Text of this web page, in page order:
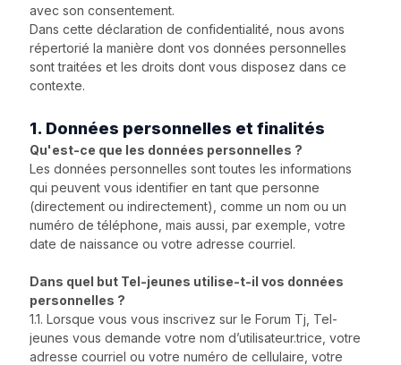
avec son consentement.
Dans cette déclaration de confidentialité, nous avons
répertorié la manière dont vos données personnelles
sont traitées et les droits dont vous disposez dans ce
contexte.
1. Données personnelles et finalités
Qu'est-ce que les données personnelles ?
Les données personnelles sont toutes les informations
qui peuvent vous identifier en tant que personne
(directement ou indirectement), comme un nom ou un
numéro de téléphone, mais aussi, par exemple, votre
date de naissance ou votre adresse courriel.
Dans quel but Tel-jeunes utilise-t-il vos données
personnelles ?
1.1. Lorsque vous vous inscrivez sur le Forum Tj, Tel-
jeunes vous demande votre nom d’utilisateur.trice, votre
adresse courriel ou votre numéro de cellulaire, votre